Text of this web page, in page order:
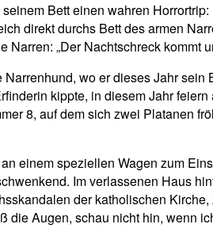
Bett einen wahren
direkt durchs Bett des armen
Narren: „Der Nachtschreck
wo er dieses Jahr
kippte, in diesem Jahr
8, auf dem sich zwei
einem speziellen Wagen zum
Im verlassenen Haus
der katholischen
Augen, schau nicht hin, wenn